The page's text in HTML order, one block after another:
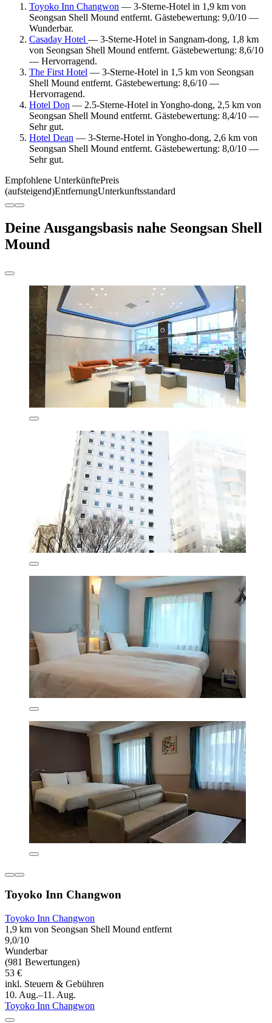
Toyoko Inn Changwon — 3-Sterne-Hotel in 1,9 km von
Seongsan Shell Mound entfernt. Gästebewertung: 9,0/10 —
Wunderbar.
Casaday Hotel — 3-Sterne-Hotel in Sangnam-dong, 1,8 km
von Seongsan Shell Mound entfernt. Gästebewertung: 8,6/10
— Hervorragend.
The First Hotel — 3-Sterne-Hotel in 1,5 km von Seongsan
Shell Mound entfernt. Gästebewertung: 8,6/10 —
Hervorragend.
Hotel Don — 2.5-Sterne-Hotel in Yongho-dong, 2,5 km von
Seongsan Shell Mound entfernt. Gästebewertung: 8,4/10 —
Sehr gut.
Hotel Dean — 3-Sterne-Hotel in Yongho-dong, 2,6 km von
Seongsan Shell Mound entfernt. Gästebewertung: 8,0/10 —
Sehr gut.
Empfohlene UnterkünftePreis
(aufsteigend)EntfernungUnterkunftsstandard
Deine Ausgangsbasis nahe Seongsan Shell
Mound
Toyoko Inn Changwon
Toyoko Inn Changwon
1,9 km von Seongsan Shell Mound entfernt
9,0/10
Wunderbar
(981 Bewertungen)
53 €
inkl. Steuern & Gebühren
10. Aug.–11. Aug.
Toyoko Inn Changwon